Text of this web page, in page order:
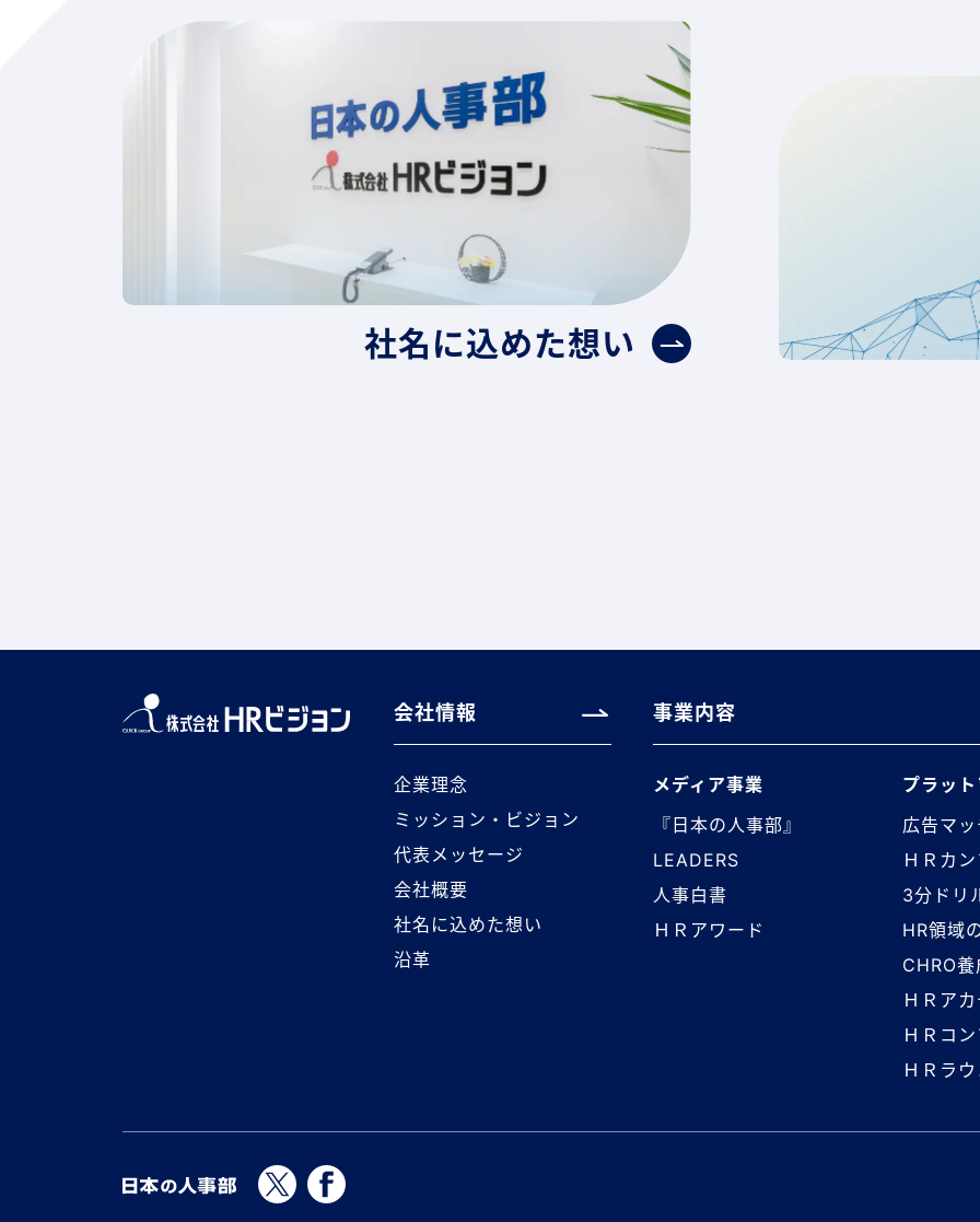
社名に込めた想い
会社情報
企業理念
ミッション・ビジョン
代表メッセージ
会社概要
社名に込めた想い
沿革
事業内容
メディア事業
『日本の人事部』
LEADERS
人事白書
ＨＲアワード
プラッ
広告マ
ＨＲカ
3分ドリ
HR領域
CHRO養
ＨＲア
ＨＲコ
ＨＲラ